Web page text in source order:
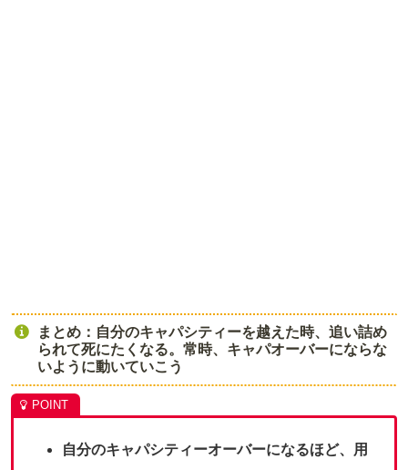
まとめ：自分のキャパシティーを越えた時、追い詰め
られて死にたくなる。常時、キャパオーバーにならな
いように動いていこう
自分のキャパシティーオーバーになるほど、用